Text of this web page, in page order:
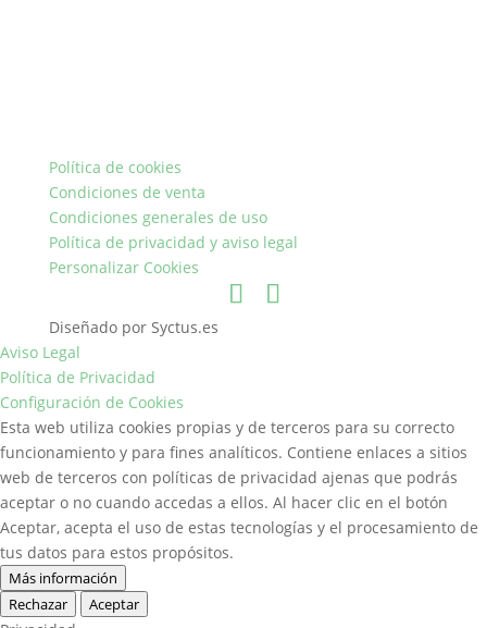
Política de cookies
Condiciones de venta
Condiciones generales de uso
Política de privacidad y aviso legal
Personalizar Cookies
Diseñado por Syctus.es
Aviso Legal
Política de Privacidad
Configuración de Cookies
Esta web utiliza cookies propias y de terceros para su correcto
funcionamiento y para fines analíticos. Contiene enlaces a sitios
web de terceros con políticas de privacidad ajenas que podrás
aceptar o no cuando accedas a ellos. Al hacer clic en el botón
Aceptar, acepta el uso de estas tecnologías y el procesamiento de
tus datos para estos propósitos.
Más información
Rechazar
Aceptar